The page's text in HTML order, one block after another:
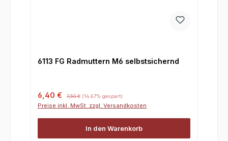
6113 FG Radmuttern M6 selbstsichernd
Verkaufspreis:
6,40 € Regulärer Preis:
7,50 € (14.67% gespart)
Preise inkl. MwSt. zzgl. Versandkosten
In den Warenkorb